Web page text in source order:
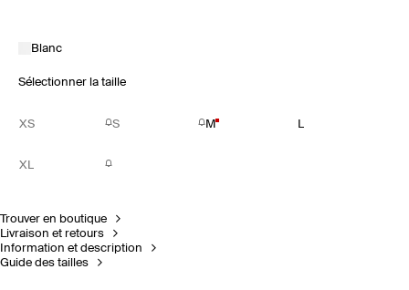
Blanc
Sélectionner la taille
XS S M L
XL
Trouver en boutique
Livraison et retours
Information et description
Guide des tailles